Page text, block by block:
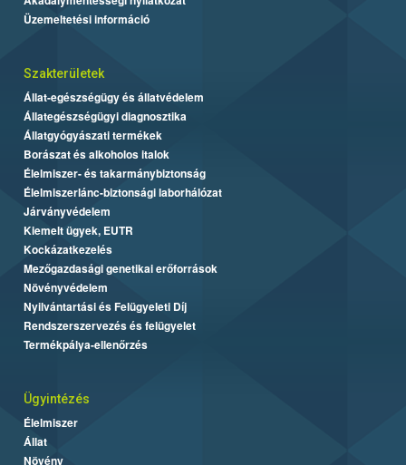
Üzemeltetési információ
Szakterületek
Állat-egészségügy és állatvédelem
Állategészségügyi diagnosztika
Állatgyógyászati termékek
Borászat és alkoholos italok
Élelmiszer- és takarmánybiztonság
Élelmiszerlánc-biztonsági laborhálózat
Járványvédelem
Kiemelt ügyek, EUTR
Kockázatkezelés
Mezőgazdasági genetikai erőforrások
Növényvédelem
Nyilvántartási és Felügyeleti Díj
Rendszerszervezés és felügyelet
Termékpálya-ellenőrzés
Ügyintézés
Élelmiszer
Állat
Növény